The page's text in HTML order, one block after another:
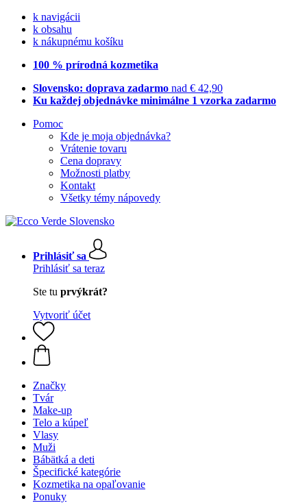
k navigácii
k obsahu
k nákupnému košíku
100 % prírodná kozmetika
Slovensko: doprava zadarmo nad € 42,90
Ku každej objednávke minimálne 1 vzorka zadarmo
Pomoc
Kde je moja objednávka?
Vrátenie tovaru
Cena dopravy
Možnosti platby
Kontakt
Všetky témy nápovedy
Prihlásiť sa
Prihlásiť sa teraz
Ste tu prvýkrát?
Vytvoriť účet
Značky
Tvár
Make-up
Telo a kúpeľ
Vlasy
Muži
Bábätká a deti
Špecifické kategórie
Kozmetika na opaľovanie
Ponuky